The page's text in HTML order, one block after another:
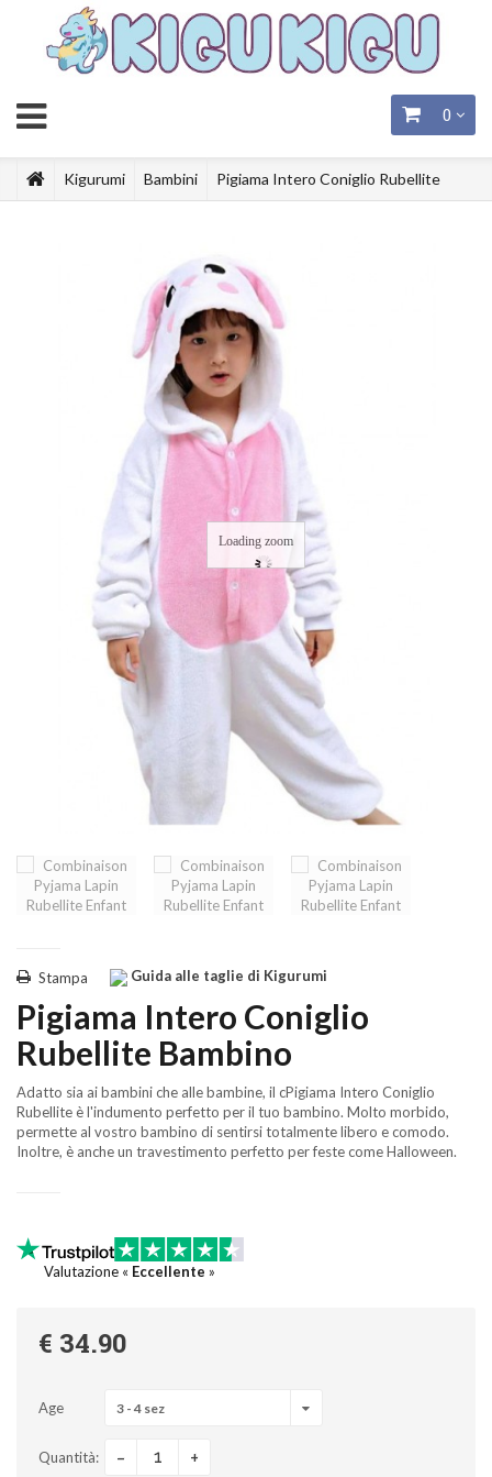
0
Kigurumi Bambini Pigiama Intero Coniglio Rubellite
Loading zoom
Guida alle taglie di Kigurumi
Stampa
Pigiama Intero Coniglio
Rubellite Bambino
Adatto sia ai bambini che alle bambine, il cPigiama Intero Coniglio
Rubellite è l'indumento perfetto per il tuo bambino. Molto morbido,
permette al vostro bambino di sentirsi totalmente libero e comodo.
Inoltre, è anche un travestimento perfetto per feste come Halloween.
Valutazione « Eccellente »
€ 34.90
Age 3 - 4 sez
Quantità: - +